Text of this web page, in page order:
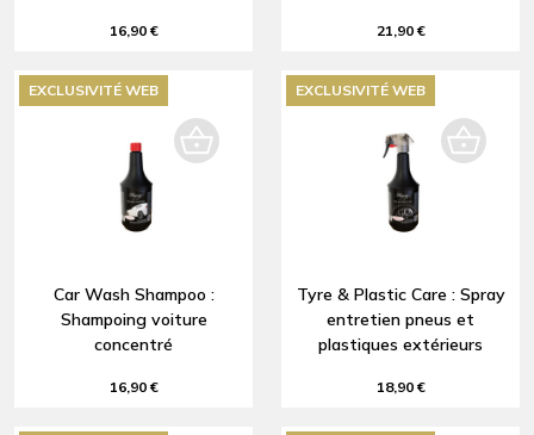
16,90 € 21,90 €
Car Wash Shampoo :
Shampoing voiture
concentré
16,90 €
EXCLUSIVITÉ WEB
Tyre & Plastic Care : Spray
entretien pneus et
plastiques extérieurs
18,90 €
EXCLUSIVITÉ WEB